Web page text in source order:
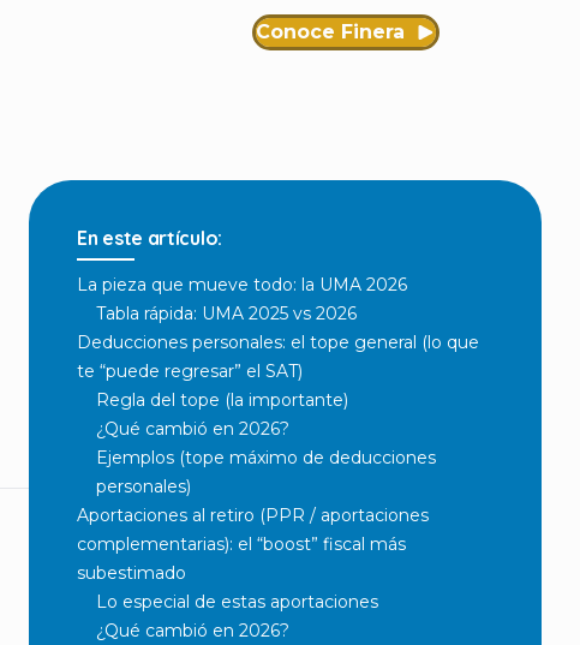
Conoce Finera
En este artículo:
La pieza que mueve todo: la UMA 2026
Tabla rápida: UMA 2025 vs 2026
Deducciones personales: el tope general (lo que
te “puede regresar” el SAT)
Regla del tope (la importante)
¿Qué cambió en 2026?
Ejemplos (tope máximo de deducciones
personales)
Aportaciones al retiro (PPR / aportaciones
complementarias): el “boost” fiscal más
subestimado
Lo especial de estas aportaciones
¿Qué cambió en 2026?